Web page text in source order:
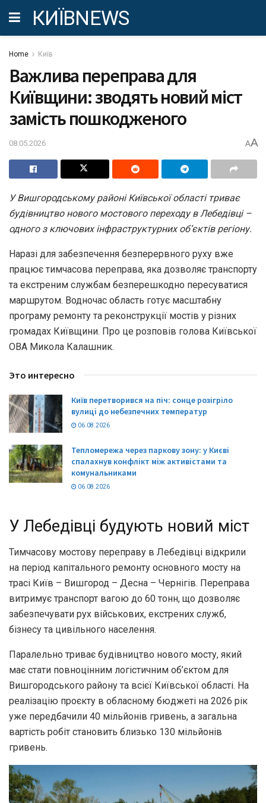
КИЇВNEWS
Home Київ
Важлива переправа для
Київщини: зводять новий міст
замість пошкодженого
08.05.2026 AA
У Вишгородському районі Київської області триває
будівництво нового мостового переходу в Лебедівці –
одного з ключових інфраструктурних об’єктів регіону.
Наразі для забезпечення безперервного руху вже
працює тимчасова переправа, яка дозволяє транспорту
та екстреним службам безперешкодно пересуватися
маршрутом. Водночас область готує масштабну
програму ремонту та реконструкції мостів у різних
громадах Київщини. Про це розповів голова Київської
ОВА Микола Калашник.
Это интересно
Київ перетворився на піч: сонце розігріло
вулиці до небезпечних температур
06.08.2026
Тепломережа через паркову зону: у Києві
спалахнув конфлікт між активістами та
комунальниками
06.08.2026
У Лебедівці будують новий міст
Тимчасову мостову переправу в Лебедівці відкрили
на період капітального ремонту основного мосту на
трасі Київ – Вишгород – Десна – Чернігів. Переправа
витримує транспорт вагою до 60 тонн, що дозволяє
забезпечувати рух військових, екстрених служб,
бізнесу та цивільного населення.
Паралельно триває будівництво нового мосту, який
має стати повноцінним логістичним об’єктом для
Вишгородського району та всієї Київської області. На
реалізацію проєкту в обласному бюджеті на 2026 рік
уже передбачили 40 мільйонів гривень, а загальна
вартість робіт становить близько 130 мільйонів
гривень.